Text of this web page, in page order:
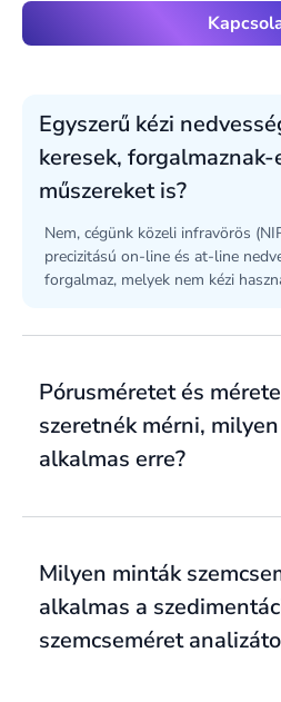
Egyszerű kézi
keresek,
műszereket is?
Nem, cégünk közeli infravörös
precizitású on-line és at-line
forgalmaz, melyek nem kézi
Pórusméretet és
szeretnék mérni,
alkalmas erre?
Milyen minták
alkalmas a
szemcseméret